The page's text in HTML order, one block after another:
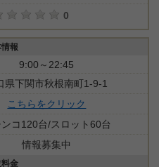
0
報
9:00～22:45
県下関市秋根南町1-9-1
こちらをクリック
コ120台/スロット60台
情報募集中
金